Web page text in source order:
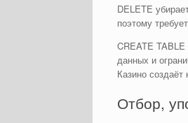
DELETE
поэтому
CREATE
данных и
Казино
Отбор,